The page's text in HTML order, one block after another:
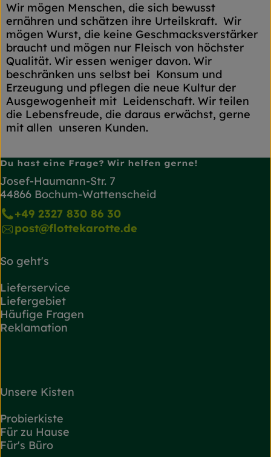
Wir mögen Menschen, die sich bewusst
ernähren und schätzen ihre Urteilskraft. Wir
mögen Wurst, die keine Geschmacksverstärker
braucht und mögen nur Fleisch von höchster
Qualität. Wir essen weniger davon. Wir
beschränken uns selbst bei Konsum und
Erzeugung und pflegen die neue Kultur der
Ausgewogenheit mit Leidenschaft. Wir teilen
die Lebensfreude, die daraus erwächst, gerne
mit allen unseren Kunden.
Du hast eine Frage? Wir helfen gerne!
Josef-Haumann-Str. 7
44866 Bochum-Wattenscheid
+49 2327 830 86 30
post@flottekarotte.de
So geht's
Lieferservice
Liefergebiet
Häufige Fragen
Reklamation
Unsere Kisten
Probierkiste
Für zu Hause
Für's Büro